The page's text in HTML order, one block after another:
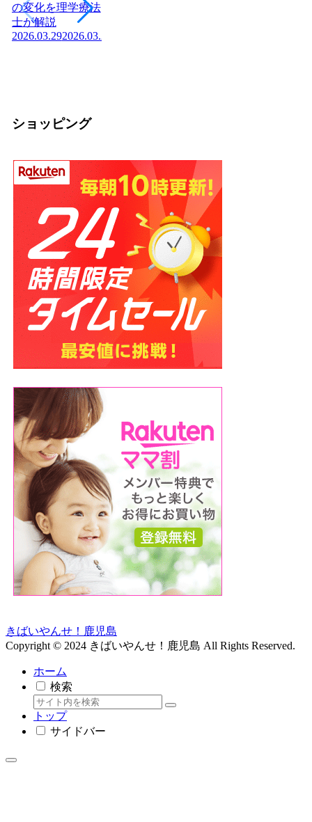
の変化を理学療法
士が解説
2026.03.292026.03.29
ショッピング
きばいやんせ！鹿児島
Copyright © 2024 きばいやんせ！鹿児島 All Rights Reserved.
ホーム
検索
トップ
サイドバー